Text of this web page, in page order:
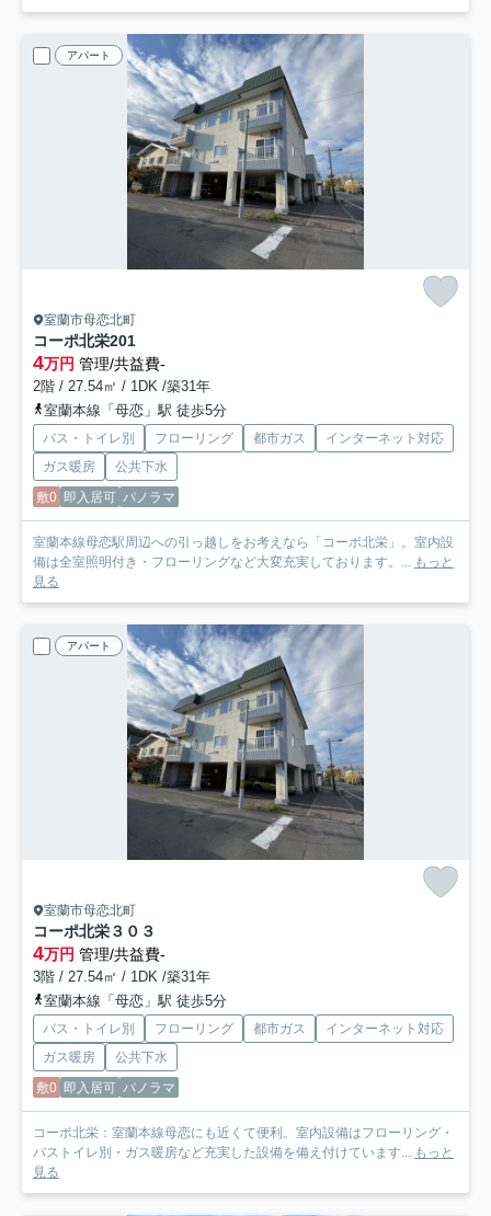
アパート
室蘭市母恋北町
コーポ北栄201
4万円 管理/共益費-
2階 / 27.54㎡ / 1DK /築31年
室蘭本線「母恋」駅 徒歩5分
バス・トイレ別 フローリング 都市ガス
インターネット対応
ガス暖房
公共下水
敷0 即入居可 パノラマ
室蘭本線母恋駅周辺への引っ越しをお考えなら「コーポ北栄」。室内設
備は全室照明付き・フローリングなど大変充実しております。... もっと
見る
アパート
室蘭市母恋北町
コーポ北栄３０３
4万円 管理/共益費-
3階 / 27.54㎡ / 1DK /築31年
室蘭本線「母恋」駅 徒歩5分
バス・トイレ別 フローリング 都市ガス
インターネット対応
ガス暖房
公共下水
敷0 即入居可 パノラマ
コーポ北栄：室蘭本線母恋にも近くて便利。室内設備はフローリング・
バストイレ別・ガス暖房など充実した設備を備え付けています... もっと
見る